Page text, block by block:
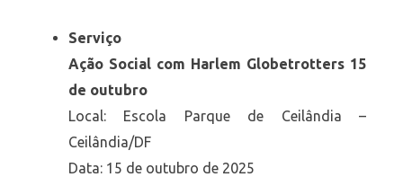
Serviço
Ação Social com Harlem Globetrotters 15
de outubro
Local: Escola Parque de Ceilândia –
Ceilândia/DF
Data: 15 de outubro de 2025